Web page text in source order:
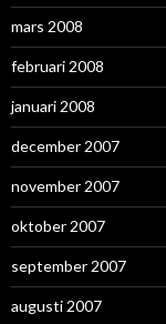
mars 2008
februari 2008
januari 2008
december 2007
november 2007
oktober 2007
september 2007
augusti 2007